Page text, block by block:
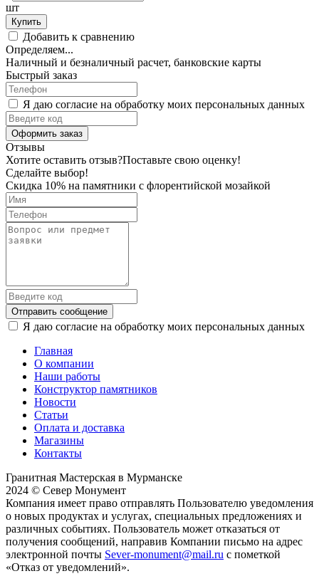
шт
Купить
Добавить к сравнению
Определяем...
Наличный и безналичный расчет, банковские карты
Быстрый заказ
Я даю согласие на обработку моих персональных данных
Оформить заказ
Отзывы
Хотите оставить отзыв?Поставьте свою оценку!
Сделайте выбор!
Скидка 10% на памятники с флорентийской мозайкой
Отправить сообщение
Я даю согласие на обработку моих персональных данных
Главная
О компании
Наши работы
Конструктор памятников
Новости
Статьи
Оплата и доставка
Магазины
Контакты
Гранитная Мастерская в Мурманске
2024 © Север Монумент
Компания имеет право отправлять Пользователю уведомления
о новых продуктах и услугах, специальных предложениях и
различных событиях. Пользователь может отказаться от
получения сообщений, направив Компании письмо на адрес
электронной почты Sever-monument@mail.ru с пометкой
«Отказ от уведомлений».